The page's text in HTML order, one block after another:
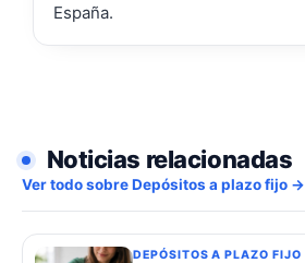
España.
Noticias relacionadas
Ver todo sobre Depósitos a plazo fijo →
DEPÓSITOS A PLAZO FIJO